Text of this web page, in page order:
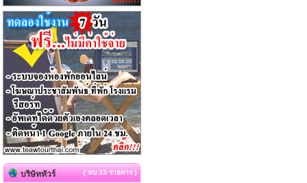
บริษัททัวร์ { พบ 33 รายการ }